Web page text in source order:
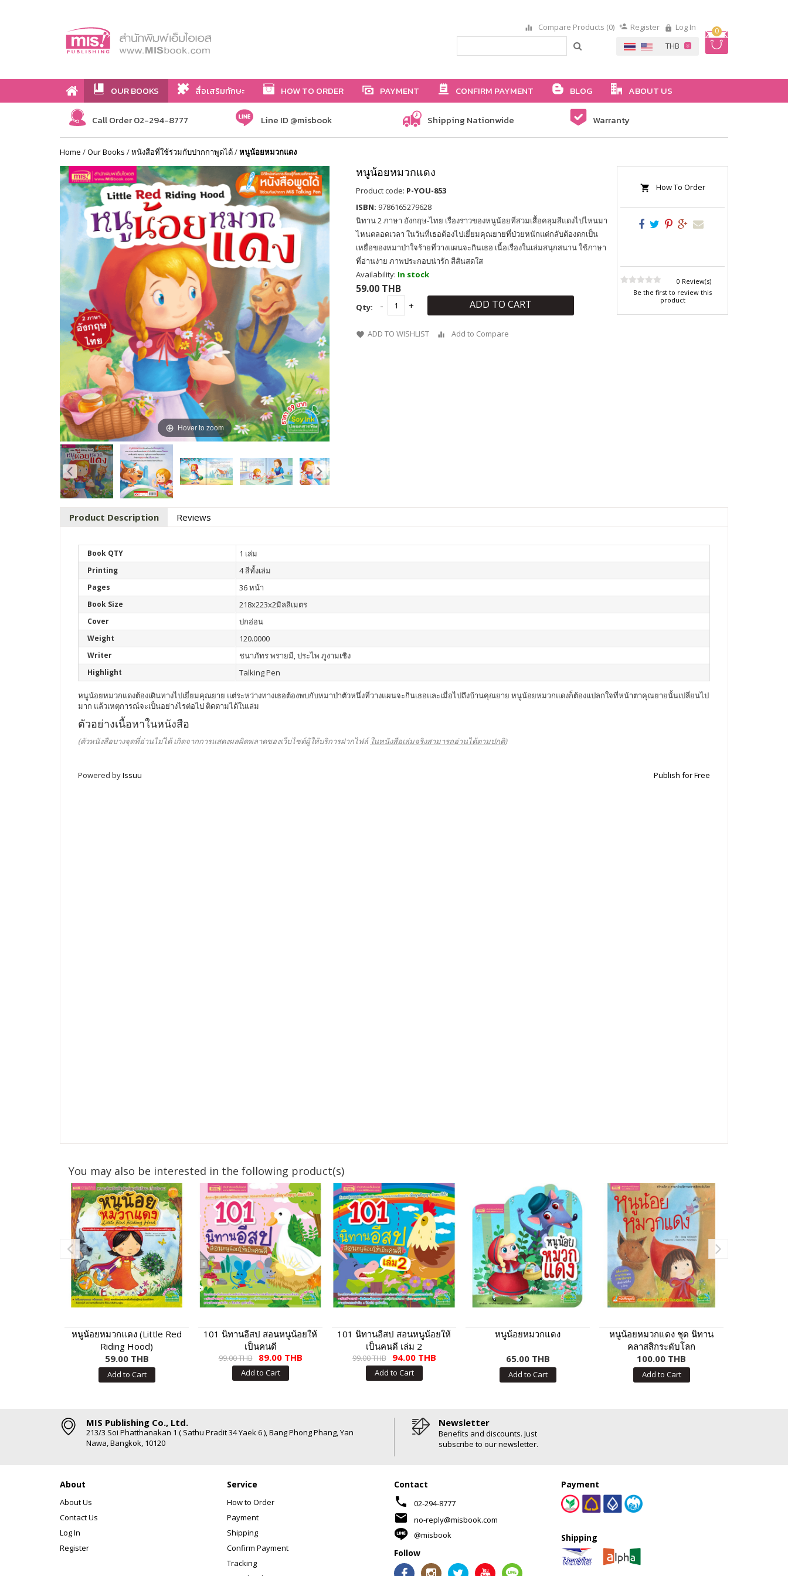
0
Compare Products (0) Register Log In
OUR BOOKS สื่อเสริมทักษะ HOW TO ORDER PAYMENT CONFIRM PAYMENT BLOG ABOUT US
Call Order 02-294-8777 Line ID @misbook Shipping Nationwide Warranty
Home /Our Books /หนังสือที่ใช้ร่วมกับปากกาพูดได้/หนูน้อยหมวกแดง
Hover to zoom
หนูน้อยหมวกแดง
Product code: P-YOU-853
ISBN: 9786165279628
นิทาน 2 ภาษา อังกฤษ-ไทย เรื่องราวของหนูน้อยที่สวมเสื้อคลุมสีแดงไปไหนมา
ไหนตลอดเวลา ในวันที่เธอต้องไปเยี่ยมคุณยายที่ป่วยหนักแต่กลับต้องตกเป็น
เหยื่อของหมาป่าใจร้ายที่วางแผนจะกินเธอ เนื้อเรื่องในเล่มสนุกสนาน ใช้ภาษา
ที่อ่านง่าย ภาพประกอบน่ารัก สีสันสดใส
Availability: In stock
59.00 THB
Qty: ADD TO CART
ADD TO WISHLIST Add to Compare
How To Order
0 Review(s)
Be the first to review this
product
Product Description Reviews
Book QTY 1 เล่ม
Printing 4 สีทั้งเล่ม
Pages 36 หน้า
Book Size 218x223x2มิลลิเมตร
Cover ปกอ่อน
Weight 120.0000
Writer ชนาภัทร พรายมี, ประไพ ภูงามเชิง
Highlight Talking Pen
หนูน้อยหมวกแดงต้องเดินทางไปเยี่ยมคุณยาย แต่ระหว่างทางเธอต้องพบกับหมาป่าตัวหนึ่งที่วางแผนจะกินเธอและเมื่อไปถึงบ้านคุณยาย หนูน้อยหมวกแดงก็ต้องแปลกใจที่หน้าตาคุณยายนั้นเปลี่ยนไป
มาก แล้วเหตุการณ์จะเป็นอย่างไรต่อไป ติดตามได้ในเล่ม
ตัวอย่างเนื้อหาในหนังสือ
(ตัวหนังสือบางจุดที่อ่านไม่ได้ เกิดจากการแสดงผลผิดพลาดของเว็บไซต์ผู้ให้บริการฝากไฟล์ ในหนังสือเล่มจริงสามารถอ่านได้ตามปกติ)
Powered byIssuu Publish for Free
You may also be interested in the following product(s)
หนูน้อยหมวกแดง (Little Red
Riding Hood)
59.00 THB
Add to Cart
101 นิทานอีสป สอนหนูน้อยให้
เป็นคนดี
99.00 THB 89.00 THB
Add to Cart
101 นิทานอีสป สอนหนูน้อยให้
เป็นคนดี เล่ม 2
99.00 THB 94.00 THB
Add to Cart
หนูน้อยหมวกแดง
65.00 THB
Add to Cart
หนูน้อยหมวกแดง ชุด นิทาน
คลาสสิกระดับโลก
100.00 THB
Add to Cart
MIS Publishing Co., Ltd.
213/3 Soi Phatthanakan 1 ( Sathu Pradit 34 Yaek 6 ), Bang Phong Phang, Yan
Nawa, Bangkok, 10120
Newsletter
Benefits and discounts. Just
subscribe to our newsletter.
About
About Us
Contact Us
Log In
Register
Service
How to Order
Payment
Shipping
Confirm Payment
Tracking
Contact
phone 02-294-8777
mail
no-reply@misbook.com
@misbook
Follow
Payment
Shipping